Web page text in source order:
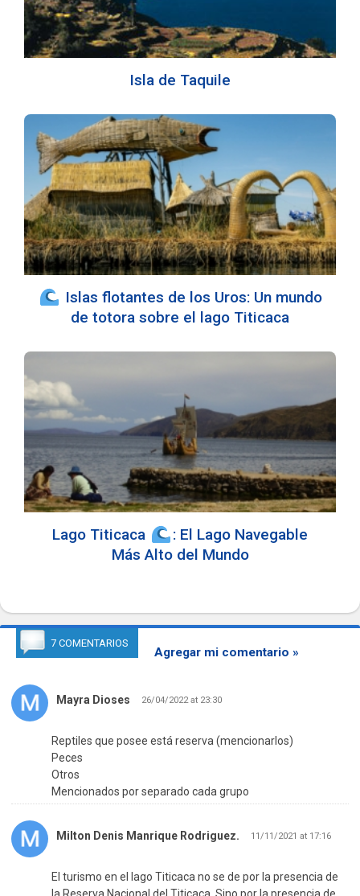
Isla de Taquile
Islas flotantes de los Uros: Un mundo
de totora sobre el lago Titicaca
Lago Titicaca
: El Lago Navegable
Más Alto del Mundo
7 COMENTARIOS
Agregar mi comentario »
Mayra Dioses 26/04/2022 at 23:30
Reptiles que posee está reserva (mencionarlos)
Peces
Otros
Mencionados por separado cada grupo
Milton Denis Manrique Rodriguez. 11/11/2021 at 17:16
El turismo en el lago Titicaca no se de por la presencia de